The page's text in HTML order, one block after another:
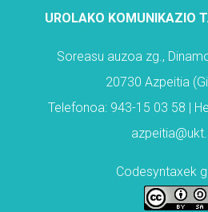
UROLAKO KOMUNIKAZIO
Soreasu auzoa zg.,
20730 Azpeitia
Telefonoa: 943-15 03 58 |
Codesyntaxek